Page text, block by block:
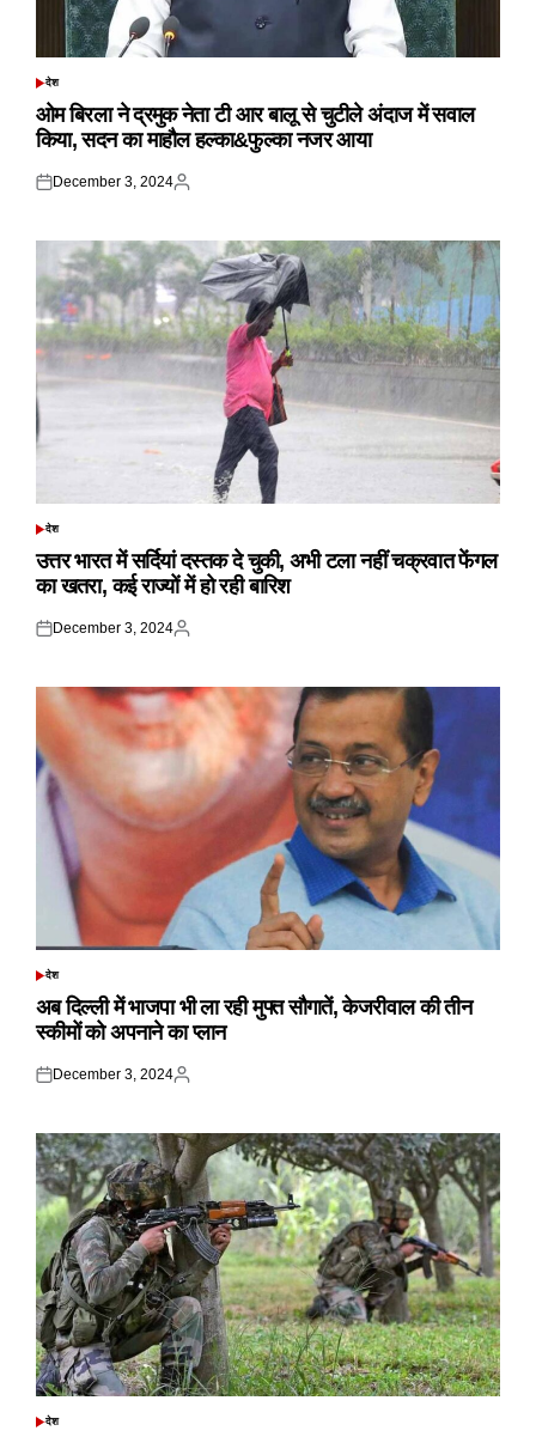
POSTED
देश
ओम बिरला ने द्रमुक नेता टी आर बालू से चुटीले अंदाज में सवाल
किया, सदन का माहौल हल्का&फुल्का नजर आया
Posted
December 3, 2024
Posted
POSTED
देश
उत्तर भारत में सर्दियां दस्तक दे चुकी, अभी टला नहीं चक्रवात फेंगल
का खतरा, कई राज्यों में हो रही बारिश
Posted
December 3, 2024
Posted
POSTED
देश
अब दिल्ली में भाजपा भी ला रही मुफ्त सौगातें, केजरीवाल की तीन
स्कीमों को अपनाने का प्लान
Posted
December 3, 2024
Posted
POSTED
देश